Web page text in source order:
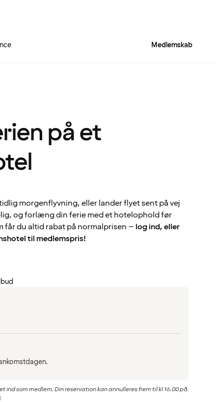
Medlemskab
på et
morgenflyvning, eller lander flyet sent på vej
og forlæng din ferie med et hotelophold før
får du altid rabat på normalprisen – log ind, eller
til medlemspris!
som medlem. Din reservation kan annulleres frem til kl 16.00 på